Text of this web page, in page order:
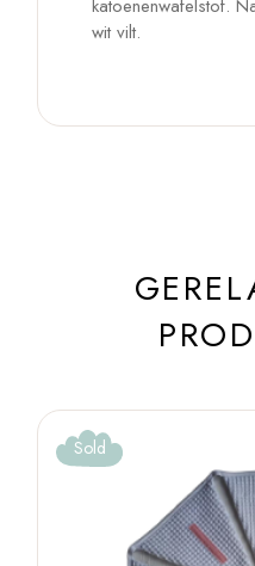
katoenenwafelstof.
wit vilt.
Sold